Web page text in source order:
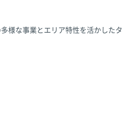
な事業とエリア特性を活かし